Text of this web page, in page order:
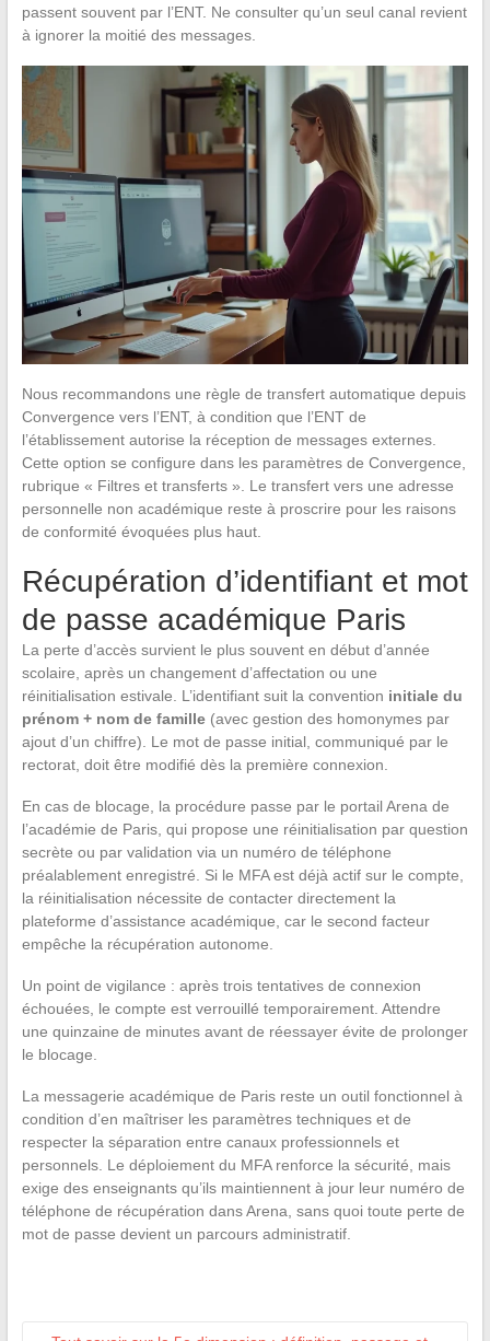
passent souvent par l’ENT. Ne consulter qu’un seul canal revient
à ignorer la moitié des messages.
Nous recommandons une règle de transfert automatique depuis
Convergence vers l’ENT, à condition que l’ENT de
l’établissement autorise la réception de messages externes.
Cette option se configure dans les paramètres de Convergence,
rubrique « Filtres et transferts ». Le transfert vers une adresse
personnelle non académique reste à proscrire pour les raisons
de conformité évoquées plus haut.
Récupération d’identifiant et mot
de passe académique Paris
La perte d’accès survient le plus souvent en début d’année
scolaire, après un changement d’affectation ou une
réinitialisation estivale. L’identifiant suit la convention initiale du
prénom + nom de famille(avec gestion des homonymes par
ajout d’un chiffre). Le mot de passe initial, communiqué par le
rectorat, doit être modifié dès la première connexion.
En cas de blocage, la procédure passe par le portail Arena de
l’académie de Paris, qui propose une réinitialisation par question
secrète ou par validation via un numéro de téléphone
préalablement enregistré. Si le MFA est déjà actif sur le compte,
la réinitialisation nécessite de contacter directement la
plateforme d’assistance académique, car le second facteur
empêche la récupération autonome.
Un point de vigilance : après trois tentatives de connexion
échouées, le compte est verrouillé temporairement. Attendre
une quinzaine de minutes avant de réessayer évite de prolonger
le blocage.
La messagerie académique de Paris reste un outil fonctionnel à
condition d’en maîtriser les paramètres techniques et de
respecter la séparation entre canaux professionnels et
personnels. Le déploiement du MFA renforce la sécurité, mais
exige des enseignants qu’ils maintiennent à jour leur numéro de
téléphone de récupération dans Arena, sans quoi toute perte de
mot de passe devient un parcours administratif.